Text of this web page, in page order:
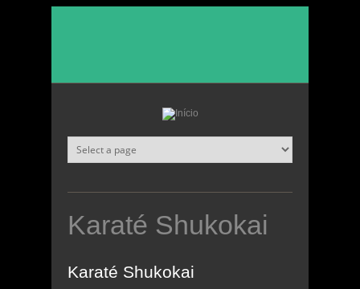
Karaté Shukokai
Karaté Shukokai